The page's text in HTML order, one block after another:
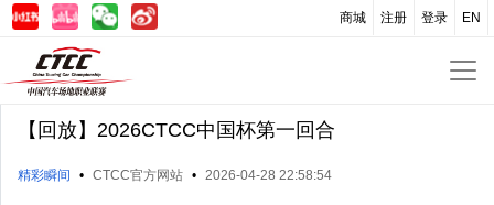
EN
登录
注册
商城
【回放】2026CTCC中国杯第一回合
精彩瞬间 • CTCC官方网站 • 2026-04-28 22:58:54